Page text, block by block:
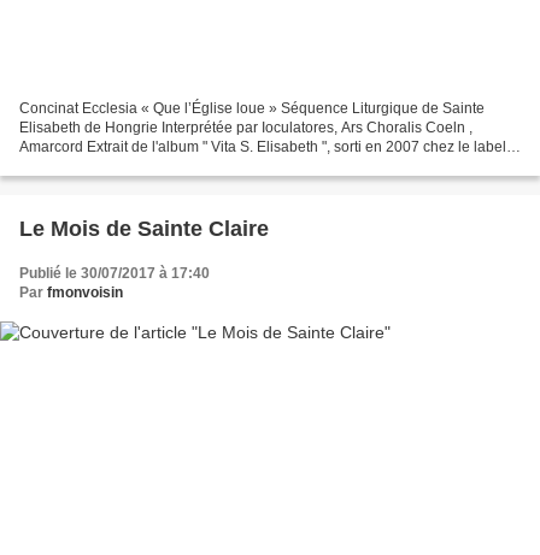
Concinat Ecclesia « Que l’Église loue » Séquence Liturgique de Sainte
Elisabeth de Hongrie Interprétée par Ioculatores, Ars Choralis Coeln ,
Amarcord Extrait de l'album " Vita S. Elisabeth ", sorti en 2007 chez le label
Le Mois de Sainte Claire
Publié le 30/07/2017 à 17:40
Par fmonvoisin